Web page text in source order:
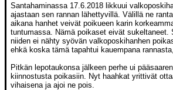
Santahaminassa 17.6.2018 likkuui
ajastaan sen rannan lähettyvillä. Välillä ne
aikana hanhet veivät poikueen karin
tuntumassa. Nämä poikaset eivät
niiden ei nähty syövän valkoposkihanhen
ehkä koska tämä tapahtui kauempana
Pitkän lepotaukonsa jälkeen perhe ui
kiinnostusta poikasiin. Nyt haahkat yrittivät
vihaisena ja ajoi ne pois.